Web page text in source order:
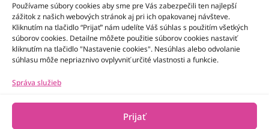
Používame súbory cookies aby sme pre Vás zabezpečili ten najlepší
zážitok z našich webových stránok aj pri ich opakovanej návšteve.
Kliknutím na tlačidlo “Prijať” nám udelíte Váš súhlas s použitím všetkých
súborov cookies. Detailne môžete použitie súborov cookies nastaviť
kliknutím na tlačidlo "Nastavenie cookies". Nesúhlas alebo odvolanie
súhlasu môže nepriaznivo ovplyvniť určité vlastnosti a funkcie.
Správa služieb
Prijať
Národné osvetové centrum je štátna príspevková organizácia
Ministerstva kultúry SR